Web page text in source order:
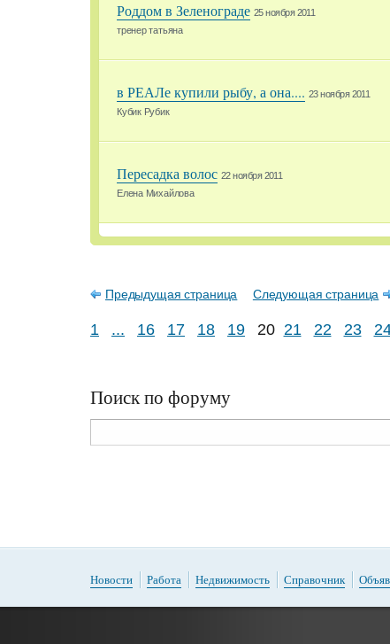
Роддом в Зеленограде 25 ноября 2011
тренер татьяна
в РЕАЛе купили рыбу, а она.... 23 ноября 2011
Кубик Рубик
Пересадка волос 22 ноября 2011
Елена Михайлова
Предыдущая страница Следующая страница
1 ... 16 17 18 19 20 21 22 23
Поиск по форуму
Новости Работа Недвижимость Справочник